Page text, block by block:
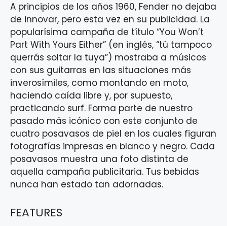
A principios de los años 1960, Fender no dejaba
de innovar, pero esta vez en su publicidad. La
popularísima campaña de título “You Won’t
Part With Yours Either” (en inglés, “tú tampoco
querrás soltar la tuya”) mostraba a músicos
con sus guitarras en las situaciones más
inverosímiles, como montando en moto,
haciendo caída libre y, por supuesto,
practicando surf. Forma parte de nuestro
pasado más icónico con este conjunto de
cuatro posavasos de piel en los cuales figuran
fotografías impresas en blanco y negro. Cada
posavasos muestra una foto distinta de
aquella campaña publicitaria. Tus bebidas
nunca han estado tan adornadas.
FEATURES